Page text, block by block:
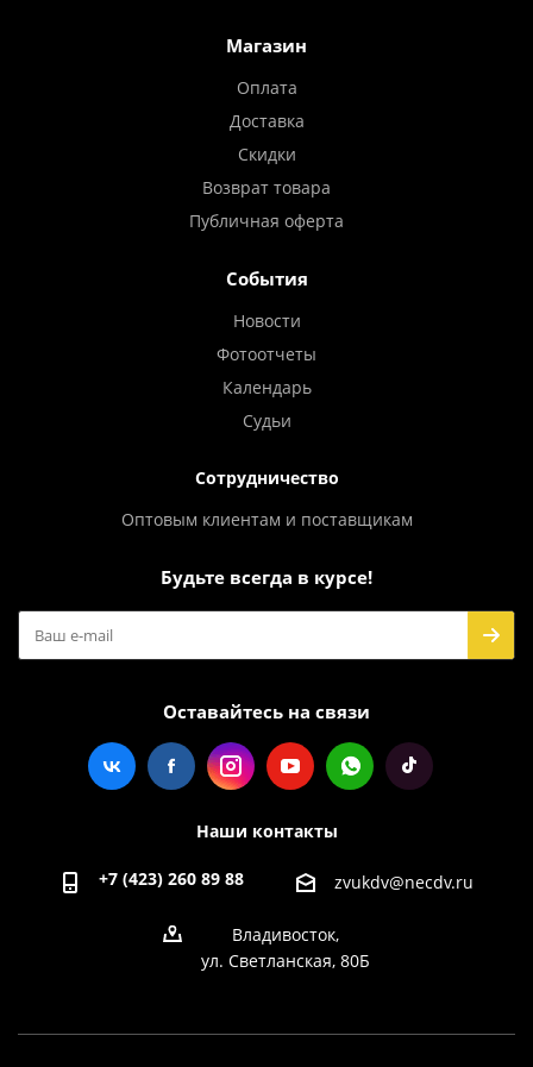
Магазин
Оплата
Доставка
Скидки
Возврат товара
Публичная оферта
События
Новости
Фотоотчеты
Календарь
Судьи
Сотрудничество
Оптовым клиентам и поставщикам
Будьте всегда в курсе!
Оставайтесь на связи
Наши контакты
+7 (423) 260 89 88 zvukdv@necdv.ru
Владивосток,
ул. Светланская, 80Б